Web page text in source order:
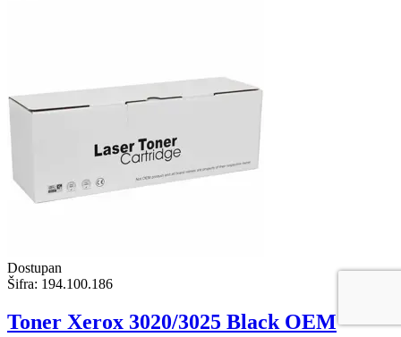
Dostupan
Šifra: 194.100.186
Toner Xerox 3020/3025 Black OEM